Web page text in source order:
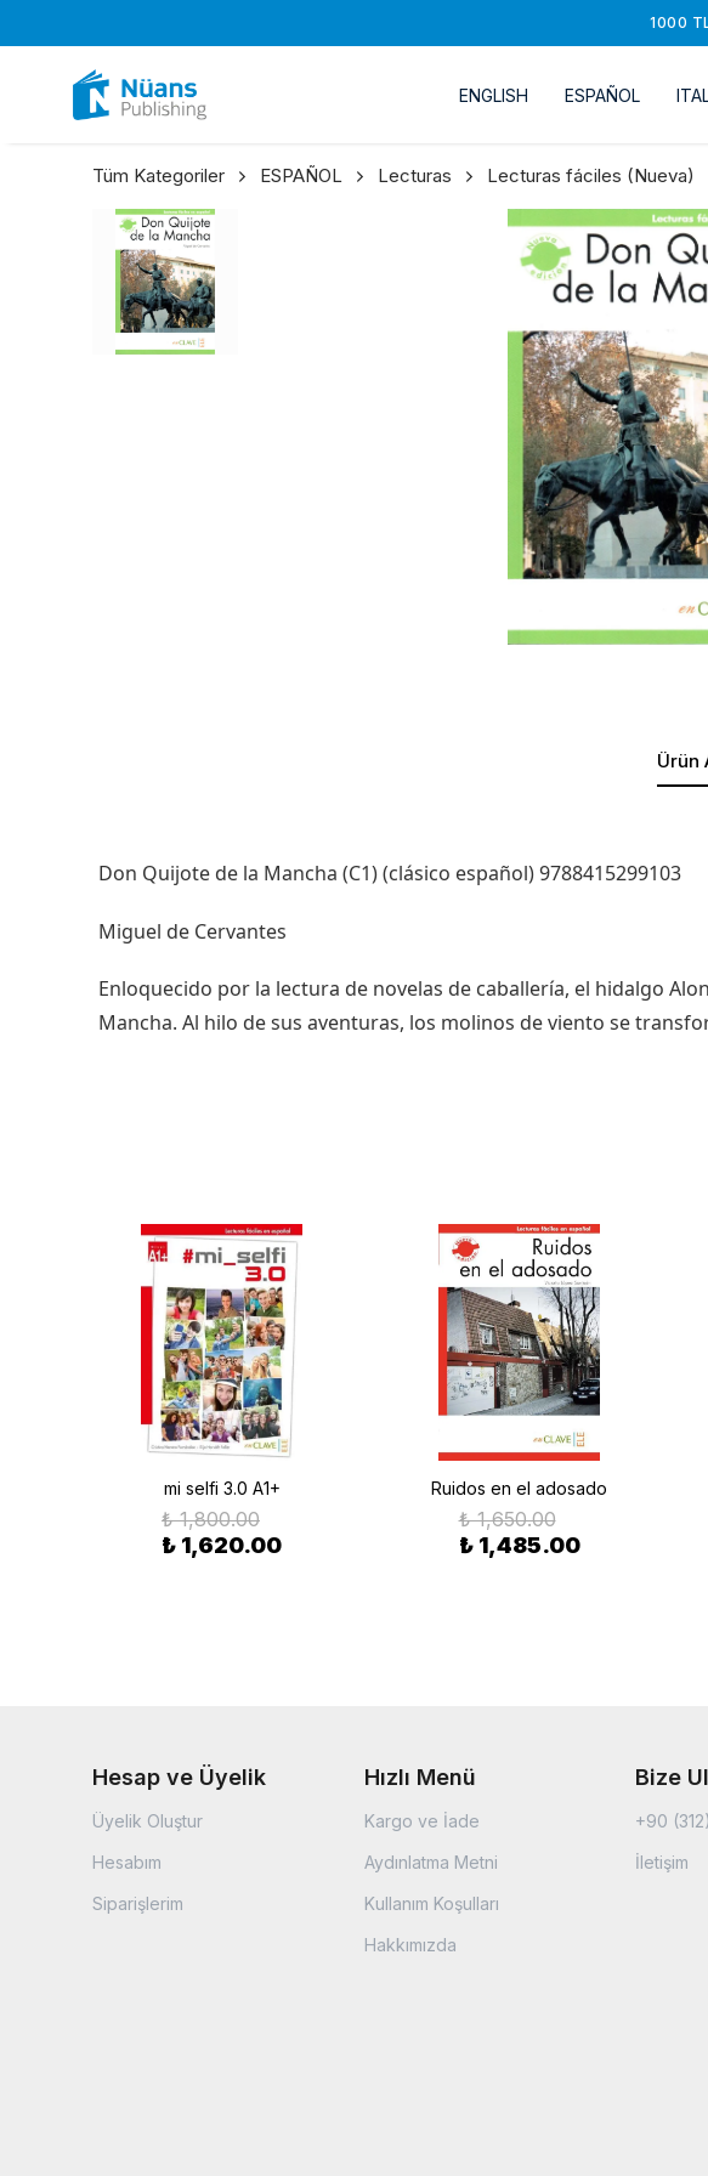
1000
ENGLISH ESPAÑOL
Tüm Kategoriler ESPAÑOL Lecturas Lecturas fáciles (Nueva)
Ürün
Don Quijote de la Mancha (C1) (clásico español) 9788415299103
Miguel de Cervantes
Enloquecido por la lectura de novelas de caballería, el hidalgo
Mancha. Al hilo de sus aventuras, los molinos de viento se
mi selfi 3.0 A1+
₺ 1,800.00
₺ 1,620.00
Ruidos en el adosado
₺ 1,650.00
₺ 1,485.00
Hesap ve Üyelik
Üyelik Oluştur
Hesabım
Siparişlerim
Hızlı Menü
Kargo ve İade
Aydınlatma Metni
Kullanım Koşulları
Hakkımızda
Bize
+90
İletişim